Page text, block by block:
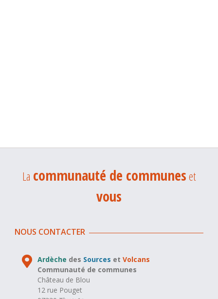
La communauté de communeset
vous
NOUS CONTACTER
Ardèche des Sources etVolcans
Communauté de communes
Château de Blou
12 rue Pouget